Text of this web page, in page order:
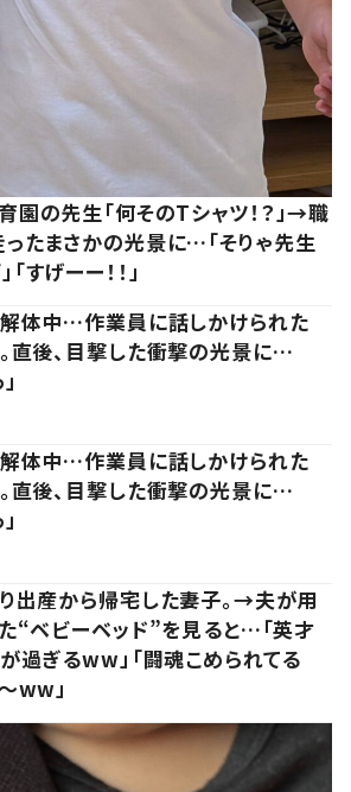
の先生「何そのTシャツ！？」→職
たまさかの光景に…「そりゃ先生
すげーー！！」
体中…作業員に話しかけられた
直後、目撃した衝撃の光景に…
体中…作業員に話しかけられた
直後、目撃した衝撃の光景に…
出産から帰宅した妻子。→夫が用
“ベビーベッド”を見ると…「英才
過ぎるww」「闘魂こめられてる
ww」